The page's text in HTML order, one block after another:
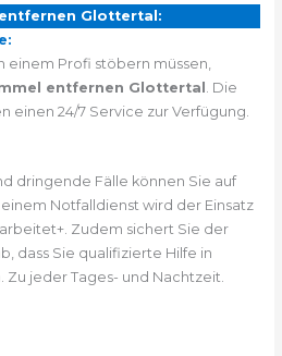
Glottertal:
einem Profi stöbern müssen,
entfernen Glottertal . Die
einen 24/7 Service zur Verfügung.
dringende Fälle können Sie auf
Notfalldienst wird der Einsatz
Zudem sichert Sie der
dass Sie qualifizierte Hilfe in
jeder Tages- und Nachtzeit.